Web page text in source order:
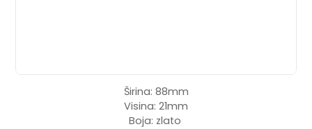
Širina: 88mm
Visina: 21mm
Boja: zlato